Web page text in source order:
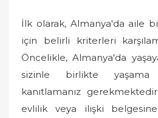
İlk olarak, Almanya'da aile
için belirli kriterleri
Öncelikle, Almanya'da
sizinle birlikte
kanıtlamanız
evlilik veya ilişki